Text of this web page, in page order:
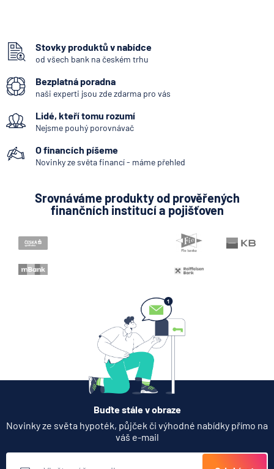
Stovky produktů v nabídce
od všech bank na českém trhu
Bezplatná poradna
naši experti jsou zde zdarma pro vás
Lidé, kteří tomu rozumí
Nejsme pouhý porovnávač
O financích píšeme
Novinky ze světa financí - máme přehled
Srovnáváme produkty od prověřených
finančních institucí a pojišťoven
Buďte stále v obraze
Novinky ze světa hypoték, půjček či výhodné nabídky přímo na
váš e-mail